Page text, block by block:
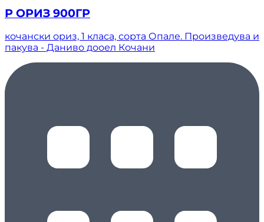
Р ОРИЗ 900ГР
кочански ориз, 1 класа, сорта Опале. Произведува и
пакува - Даниво дооел Кочани